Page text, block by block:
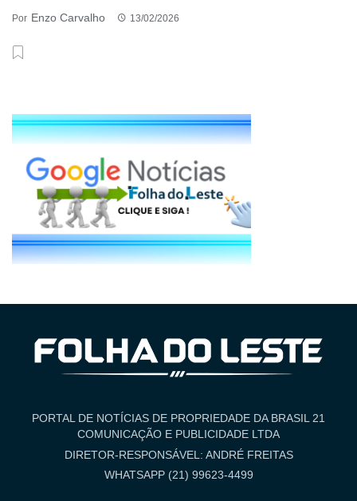
Por Enzo Carvalho 13/02/2026
PORTAL DE NOTÍCIAS DE PROPRIEDADE DA BRASIL 21
COMUNICAÇÃO E PUBLICIDADE LTDA
DIRETOR-RESPONSÁVEL: ANDRÉ FREITAS
WHATSAPP (21) 99623-4499